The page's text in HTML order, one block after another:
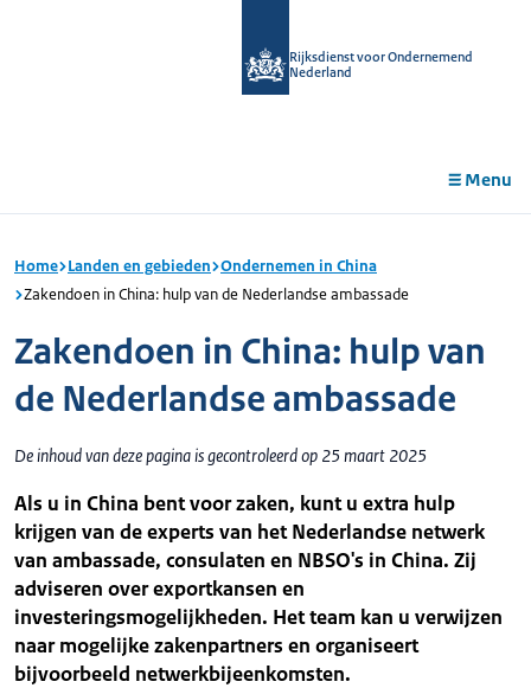
Rijksdienst voor Ondernemend
Nederland
Menu
Home Landen en gebieden Ondernemen in China
Zakendoen in China: hulp van de Nederlandse ambassade
Zakendoen in China: hulp van
de Nederlandse ambassade
De inhoud van deze pagina is gecontroleerd op 25 maart 2025
Als u in China bent voor zaken, kunt u extra hulp
krijgen van de experts van het Nederlandse netwerk
van ambassade, consulaten en NBSO's in China. Zij
adviseren over exportkansen en
investeringsmogelijkheden. Het team kan u verwijzen
naar mogelijke zakenpartners en organiseert
bijvoorbeeld netwerkbijeenkomsten.